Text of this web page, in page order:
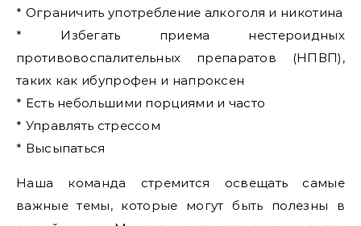
* Ограничить употребление алкоголя и никотина
* Избегать приема нестероидных
противовоспалительных препаратов (НПВП),
таких как ибупрофен и напроксен
* Есть небольшими порциями и часто
* Управлять стрессом
* Высыпаться
Наша команда стремится освещать самые
важные темы, которые могут быть полезны в